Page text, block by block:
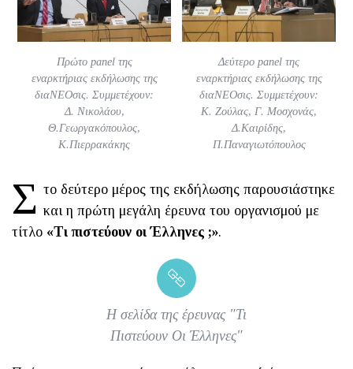
Πρώτο panel της
εναρκτήριας εκδήλωσης της
διαΝΕΟσις. Συμμετέχουν:
Δ. Νικολάου,
Θ.Γεωργακόπουλος,
Κ.Πιερρακάκης
Δεύτερο panel της
εναρκτήριας εκδήλωσης της
διαΝΕΟσις. Συμμετέχουν:
Κ. Ζούλας, Γ. Μοσχονάς,
Δ.Καιρίδης,
Π.Παναγιωτόπουλος
Σ το δεύτερο μέρος της εκδήλωσης παρουσιάστηκε
και η πρώτη μεγάλη έρευνα του οργανισμού με
τίτλο «Τι πιστεύουν οι Έλληνες ;».
Η σελίδα της έρευνας "Τι
Πιστεύουν Οι Έλληνες"